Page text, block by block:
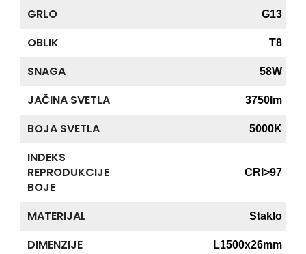
GRLO G13
OBLIK T8
SNAGA 58W
JAČINA SVETLA 3750lm
BOJA SVETLA 5000K
INDEKS
REPRODUKCIJE
BOJE
CRI>97
MATERIJAL Staklo
DIMENZIJE L1500x26mm